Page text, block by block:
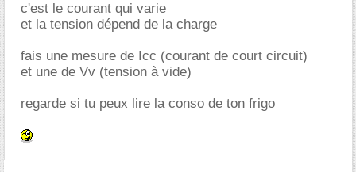
c'est le courant qui varie
et la tension dépend de la charge
fais une mesure de Icc (courant de court circuit)
et une de Vv (tension à vide)
regarde si tu peux lire la conso de ton frigo